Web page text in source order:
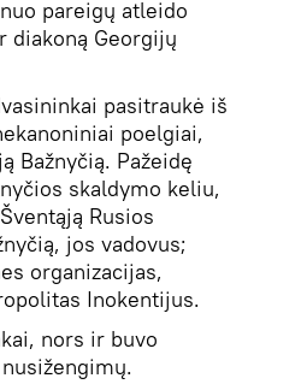
pareigų atleido
diakoną Georgijų
pasitraukė iš
poelgiai,
Bažnyčią. Pažeidę
skaldymo keliu,
Rusios
jos vadovus;
organizacijas,
Inokentijus.
nors ir buvo